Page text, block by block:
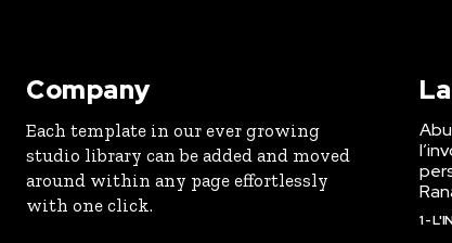
Company
Each template in our ever growing
studio library can be added and moved
around within any page effortlessly
with one click.
1 -